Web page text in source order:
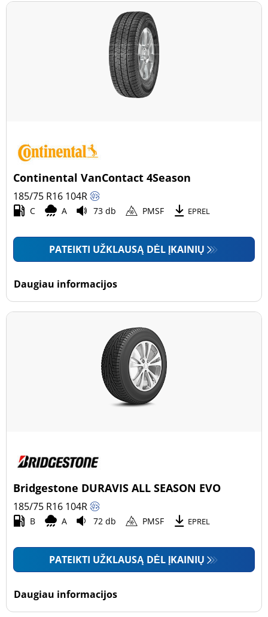
Continental VanContact 4Season
185/75 R16 104R
C A 73 db PMSF EPREL
PATEIKTI UŽKLAUSĄ DĖL ĮKAINIŲ
Daugiau informacijos
Bridgestone DURAVIS ALL SEASON EVO
185/75 R16 104R
B A 72 db PMSF EPREL
PATEIKTI UŽKLAUSĄ DĖL ĮKAINIŲ
Daugiau informacijos